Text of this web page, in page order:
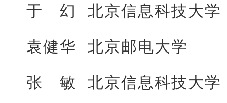
于 幻 北京信息科技大学
袁健华 北京邮电大学
张 敏 北京信息科技大学